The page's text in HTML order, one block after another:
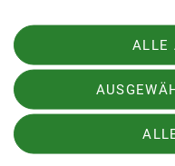
83317 Teisendorf
Telefon +4986666177
Impressum
ALLE